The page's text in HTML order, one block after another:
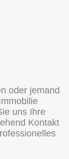
oder jemand
uns Ihre
Kontakt